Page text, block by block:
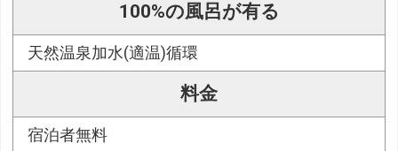
100%の風呂が有る
天然温泉加水(適温)循環
料金
宿泊者無料